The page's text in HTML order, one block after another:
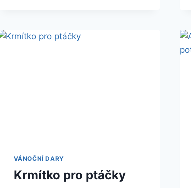
VÁNOČNÍ DARY
Krmítko pro ptáčky